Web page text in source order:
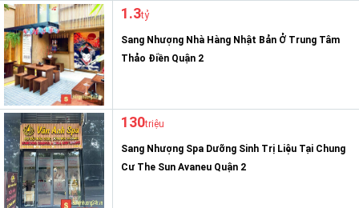
1.3tỷ
Sang Nhượng Nhà Hàng Nhật Bản Ở Trung Tâm
Thảo Điền Quận 2
130triệu
Sang Nhượng Spa Dưỡng Sinh Trị Liệu Tại Chung
Cư The Sun Avaneu Quận 2